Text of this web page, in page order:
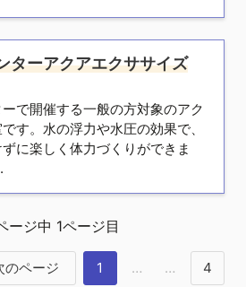
ターアクアエクササイズ
で開催する一般の方対象のアク
す。水の浮力や水圧の効果で、
に楽しく体力づくりができま
ージ中 1ページ目
のページ 1 … … 4